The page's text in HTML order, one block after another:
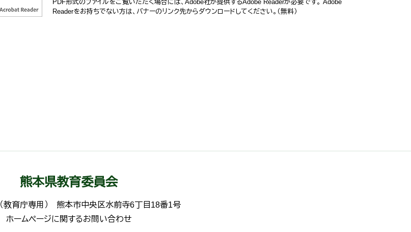
PDF形式のファイルをご覧いただく場合には、Adobe社が提供するAdobe Readerが必要です。 Adobe
Readerをお持ちでない方は、バナーのリンク先からダウンロードしてください。（無料）
熊本県教育委員会
教育庁専用）
熊本市中央区水前寺6丁目18番1号
ホームページに関するお問い合わせ